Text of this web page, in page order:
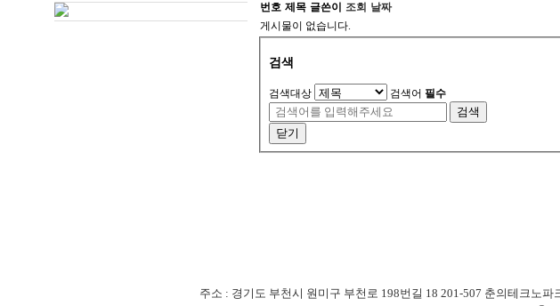
번호 제목 글쓴이 조회 날짜
게시물이 없습니다.
검색
검색대상 검색어 필수
검색
닫기
주소 : 경기도 부천시 원미구 부천로 198번길 18 201-507 춘의테